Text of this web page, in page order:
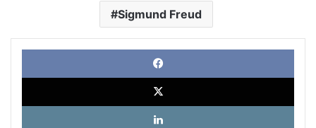
Sigmund Freud
X